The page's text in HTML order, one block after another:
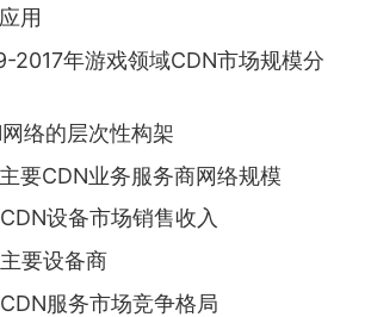
用
2017年游戏领域CDN市场规模分
络的层次性构架
要CDN业务服务商网络规模
设备市场销售收入
要设备商
服务市场竞争格局